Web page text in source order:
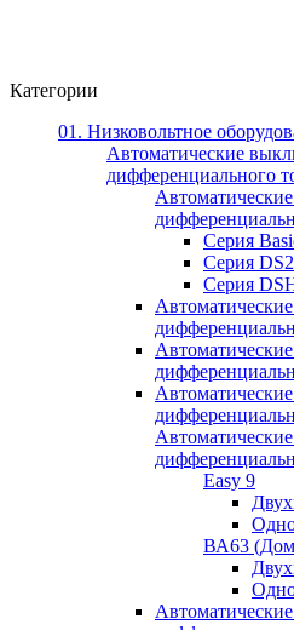
Категории
01. Низковольтное
Автоматические
дифференциального
Серия
Серия
Серия
Easy 9
ВА63